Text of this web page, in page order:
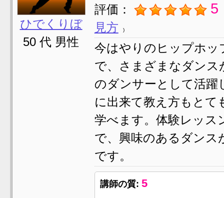
ひでくりぼ
50 代 男性
評価：
5
見方
今はやりのヒップホ
で、さまざまなダンス
のダンサーとして活躍
に出来て教え方もとて
学べます。体験レッス
で、興味のあるダンス
です。
講師の質: 5